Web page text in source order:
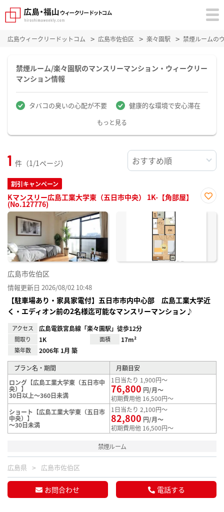
広島ウィークリードットコム 広島市佐伯区 楽々園駅 禁煙ルームの
禁煙ルーム/楽々園駅のマンスリーマンション・ウィークリー
マンション情報
タバコの臭いの心配が不要 健康的な環境で安心滞在
もっと見る
1 件（1/1ページ）
割引キャンペーン
Kマンスリー広島工業大学東（五日市中央） 1K-【角部屋】
(No.127776)
に入
広島市佐伯区
情報更新日 2026/08/02 10:48
【駐車場あり・家具家電付】五日市市内中心部 広島工業大学近
く・エディオン前の2名様迄可能なマンスリーマンション♪
アクセス 広島電鉄宮島線「楽々園駅」徒歩12分
間取り 1K 面積 17m²
築年数 2006年 1月 築
プラン名・期間
月額目安
ロング【広島工業大学東（五日市中
央）】
30日以上～360日未満
1日当たり 1,900円～
76,800 円/月～
初期費用他 16,500円～
ショート【広島工業大学東（五日市
中央）】
～30日未満
1日当たり 2,100円～
82,800 円/月～
初期費用他 16,500円～
禁煙ルーム
広島県 広島市佐伯区
お問合わせ 電話する